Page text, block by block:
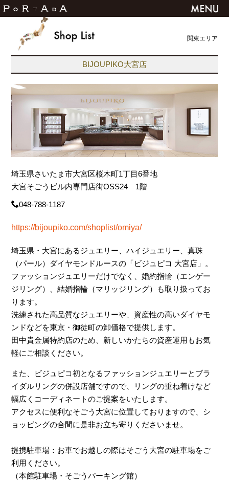
関東エリア
BIJOUPIKO大宮店
埼玉県さいたま市大宮区桜木町1丁目6番地
大宮そごうビル内専門店街OSS24 1階
048-788-1187
https://bijoupiko.com/shoplist/omiya/
埼玉県・大宮にあるジュエリー、ハイジュエリー、真珠
（パール）ダイヤモンドルースの「ビジュピコ 大宮店」。
ファッションジュエリーだけでなく、婚約指輪（エンゲー
ジリング）、結婚指輪（マリッジリング）も取り扱ってお
ります。
洗練された高品質なジュエリーや、資産性の高いダイヤモ
ンドなどを東京・御徒町の卸価格で提供します。
田中貴金属特約店のため、新しいかたちの資産運用もお気
軽にご相談ください。
また、ビジュピコ初となるファッションジュエリーとブラ
イダルリングの併設店舗ですので、リングの重ね着けなど
幅広くコーディネートのご提案をいたします。
アクセスに便利なそごう大宮に位置しておりますので、シ
ョッピングの合間に是非お立ち寄りくださいませ。
提携駐車場：お車でお越しの際はそごう大宮の駐車場をご
利用ください。
（本館駐車場・そごうパーキング館）